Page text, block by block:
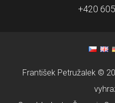
+420
František Petružalek ©